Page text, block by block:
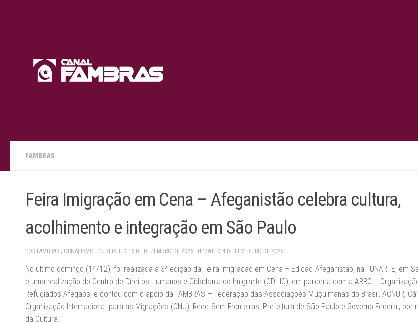
FAMBRAS
Feira Imigração em Cena – Afeganistão celebra cultura,
acolhimento e integração em São Paulo
POR FAMBRAS JORNALISMO · PUBLISHED 16 DE DEZEMBRO DE 2025 · UPDATED 4 DE FEVEREIRO DE 2026
No último domingo (14/12), foi realizada a 3ª edição da Feira Imigração em Cena – Edição Afeganistão, na FUNARTE, em
é uma realização do Centro de Direitos Humanos e Cidadania do Imigrante (CDHIC), em parceria com a ARRO –
Refugiados Afegãos, e contou com o apoio da FAMBRAS – Federação das Associações Muçulmanas do Brasil, ACNUR,
Organização Internacional para as Migrações (ONU), Rede Sem Fronteiras, Prefeitura de São Paulo e Governo Federal, por
da Cultura.